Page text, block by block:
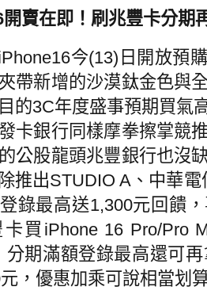
賣在即！刷兆豐卡分期
今(13) 日開放預
帶新增的沙漠鈦金色與
的3C年度盛事預期買氣
卡銀行同樣摩拳擦掌競
公股龍頭兆豐銀行也沒
推出STUDIO A 、中華
錄最高送1,300元回饋
買 iPhone 16 Pro/Pro
分期滿額登錄最高還可
元，優惠加乘可說相當划